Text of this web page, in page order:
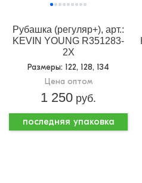
Рубашка (регуляр+), арт.:
KEVIN YOUNG R351283-
2X
Размеры: 122, 128, 134
Цена оптом
1 250 руб.
последняя упаковка